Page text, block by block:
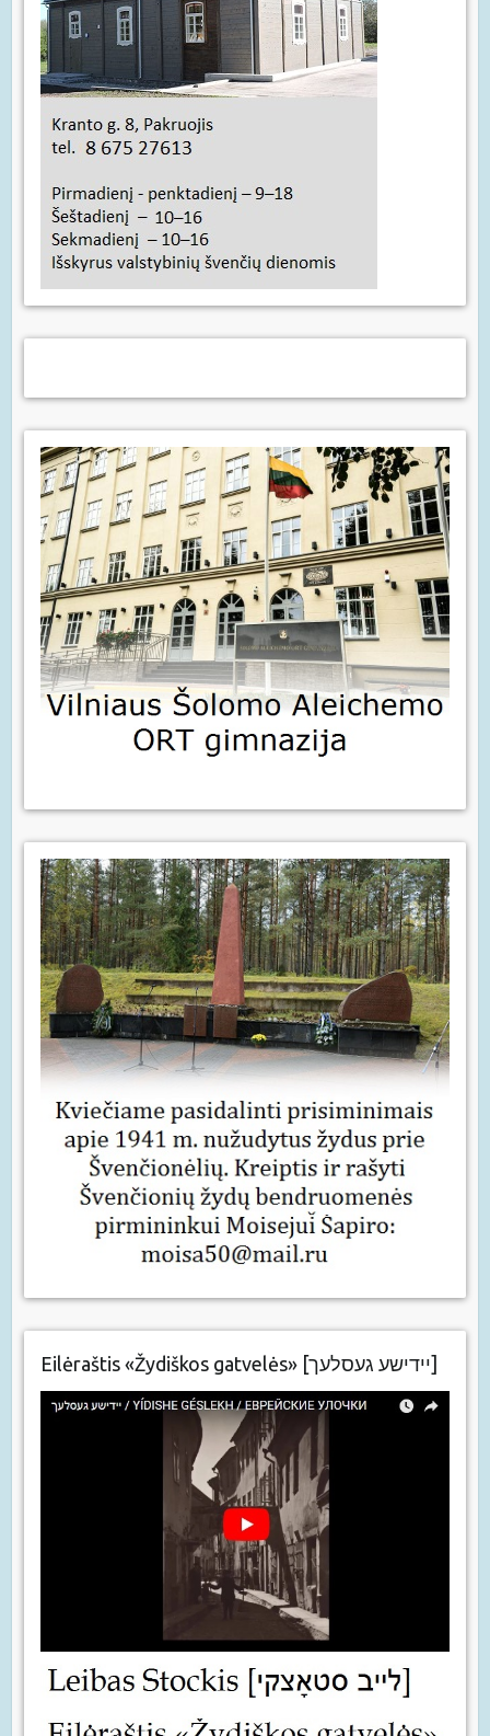
Eilėraštis «Žydiškos gatvelės» [יידישע געסלעך]